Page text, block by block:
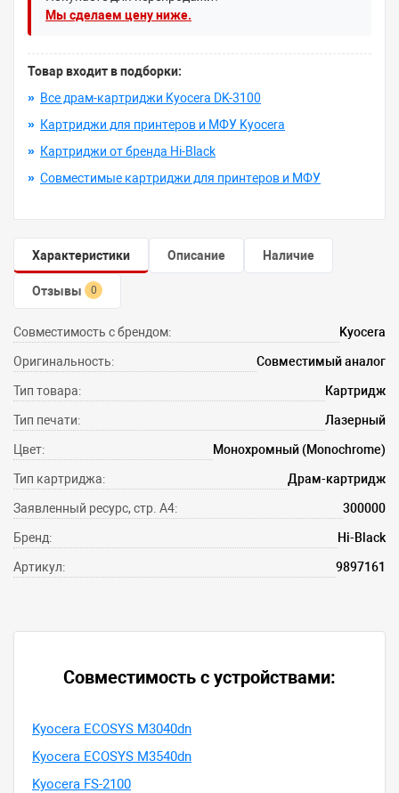
Мы сделаем цену ниже.
Товар входит в подборки:
» Все драм-картриджи Kyocera DK-3100
» Картриджи для принтеров и МФУ Kyocera
» Картриджи от бренда Hi-Black
» Совместимые картриджи для принтеров и МФУ
Характеристики Описание Наличие
Отзывы 0
Совместимость с брендом: Kyocera
Оригинальность: Совместимый аналог
Тип товара: Картридж
Тип печати: Лазерный
Цвет: Монохромный (Monochrome)
Тип картриджа: Драм-картридж
Заявленный ресурс, стр. А4: 300000
Бренд: Hi-Black
Артикул: 9897161
Совместимость с устройствами:
Kyocera ECOSYS M3040dn
Kyocera ECOSYS M3540dn
Kyocera FS-2100